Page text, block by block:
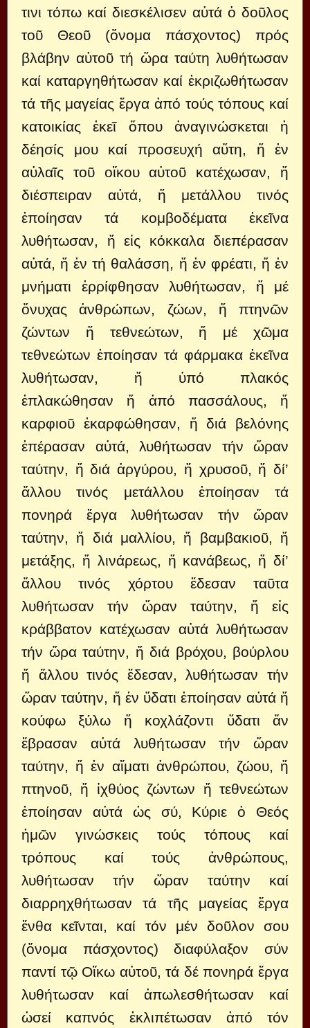
τινι τόπω καί διεσκέλισεν αὐτά ὁ δοῦλος
τοῦ Θεοῦ (ὄνομα πάσχοντος) πρός
βλάβην αὐτοῦ τή ὥρα ταύτη λυθήτωσαν
καί καταργηθήτωσαν καί ἐκριζωθήτωσαν
τά τῆς μαγείας ἔργα ἀπό τούς τόπους καί
κατοικίας ἐκεῖ ὅπου ἀναγινώσκεται ἡ
δέησίς μου καί προσευχή αὔτη, ἤ ἐν
αὐλαῖς τοῦ οἴκου αὐτοῦ κατέχωσαν, ἤ
διέσπειραν αὐτά, ἤ μετάλλου τινός
ἐποίησαν τά κομβοδέματα ἐκεῖνα
λυθήτωσαν, ἤ εἰς κόκκαλα διεπέρασαν
αὐτά, ἤ ἐν τή θαλάσση, ἤ ἐν φρέατι, ἤ ἐν
μνήματι ἐρρίφθησαν λυθήτωσαν, ἤ μέ
ὄνυχας ἀνθρώπων, ζώων, ἤ πτηνῶν
ζώντων ἤ τεθνεώτων, ἤ μέ χῶμα
τεθνεώτων ἐποίησαν τά φάρμακα ἐκεῖνα
λυθήτωσαν, ἤ ὑπό πλακός
ἐπλακώθησαν ἤ ἀπό πασσάλους, ἤ
καρφιοῦ ἐκαρφώθησαν, ἤ διά βελόνης
ἐπέρασαν αὐτά, λυθήτωσαν τήν ὥραν
ταύτην, ἤ διά ἀργύρου, ἤ χρυσοῦ, ἤ δί’
ἄλλου τινός μετάλλου ἐποίησαν τά
πονηρά ἔργα λυθήτωσαν τήν ὥραν
ταύτην, ἤ διά μαλλίου, ἤ βαμβακιοῦ, ἤ
μετάξης, ἤ λινάρεως, ἤ κανάβεως, ἤ δί’
ἄλλου τινός χόρτου ἔδεσαν ταῦτα
λυθήτωσαν τήν ὥραν ταύτην, ἤ εἰς
κράββατον κατέχωσαν αὐτά λυθήτωσαν
τήν ὥρα ταύτην, ἤ διά βρόχου, βούρλου
ἤ ἄλλου τινός ἔδεσαν, λυθήτωσαν τήν
ὥραν ταύτην, ἤ ἐν ὕδατι ἐποίησαν αὐτά ἤ
κούφω ξύλω ἤ κοχλάζοντι ὕδατι ἄν
ἔβρασαν αὐτά λυθήτωσαν τήν ὥραν
ταύτην, ἤ ἐν αἵματι ἀνθρώπου, ζώου, ἤ
πτηνοῦ, ἤ ἰχθύος ζώντων ἤ τεθνεώτων
ἐποίησαν αὐτά ὡς σύ, Κύριε ὁ Θεός
ἠμῶν γινώσκεις τούς τόπους καί
τρόπους καί τούς ἀνθρώπους,
λυθήτωσαν τήν ὥραν ταύτην καί
διαρρηχθήτωσαν τά τῆς μαγείας ἔργα
ἔνθα κεῖνται, καί τόν μέν δοῦλον σου
(ὄνομα πάσχοντος) διαφύλαξον σύν
παντί τῷ Οἴκω αὐτοῦ, τά δέ πονηρά ἔργα
λυθήτωσαν καί ἀπωλεσθήτωσαν καί
ὡσεί καπνός ἐκλιπέτωσαν ἀπό τόν